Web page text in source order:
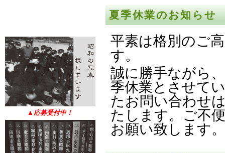
▲応募受付中！
夏季休業のお知らせ
平素は格別のご
す。
誠に勝手ながら
季休業とさせて
たお問い合わせ
たします。ご不
お願い致します。